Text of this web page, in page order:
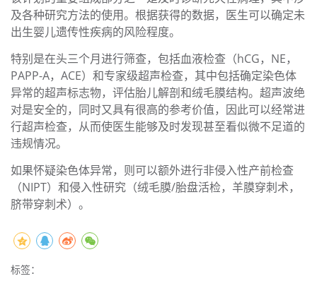
及各种研究方法的使用。根据获得的数据，医生可以确定未
出生婴儿遗传性疾病的风险程度。
特别是在头三个月进行筛查，包括血液检查（hCG，NE，
PAPP-A，ACE）和专家级超声检查，其中包括确定染色体
异常的超声标志物，评估胎儿解剖和绒毛膜结构。超声波绝
对是安全的，同时又具有很高的参考价值，因此可以经常进
行超声检查，从而使医生能够及时发现甚至看似微不足道的
违规情况。
如果怀疑染色体异常，则可以额外进行非侵入性产前检查
（NIPT）和侵入性研究（绒毛膜/胎盘活检，羊膜穿刺术，
脐带穿刺术）。
标签：